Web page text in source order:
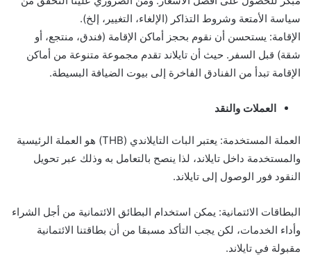
سياسة الأمتعة وشروط التذاكر (الإلغاء، التغيير، إلخ).
الإقامة: يستحسن أن نقوم بحجز أماكن الإقامة (فندق، منتجع، أو
شقة) قبل السفر. حيث أن تايلاند تقدم مجموعة متنوعة من أماكن
الإقامة تبدأ من الفنادق الفاخرة إلى بيوت الضيافة البسيطة.
العملات والنقد
العملة المستخدمة: يعتبر البات التايلاندي (THB) هو العملة الرئيسية
والمستخدمة داخل تايلاند، لذا ينصح بالتعامل به وذلك عبر تحويل
النقود فور الوصول إلى تايلاند.
البطاقات الائتمانية: يمكن استخدام البطائق الائتمانية من أجل الشراء
وأداء الخدمات، لكن يجب التأكد مسبقا من أن بطاقتنا الائتمانية
مقبولة في تايلاند.